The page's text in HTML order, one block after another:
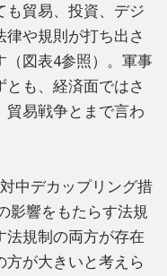
も貿易、投資、デジ
律や規則が打ち出さ
（図表4参照）。軍事
も、経済面ではさ
貿易戦争とまで言わ
中デカップリング措
影響をもたらす法規
法規制の両方が存在
方が大きいと考えら